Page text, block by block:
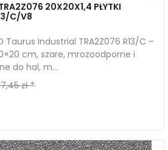
20X20X1,4 PŁYTKI
C/V8
Taurus Industrial TRA2Z076 R13/C –
cm, szare, mrozoodporne i
do hal, m...
zł *